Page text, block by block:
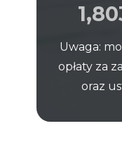
Uwaga:
opłaty za
oraz